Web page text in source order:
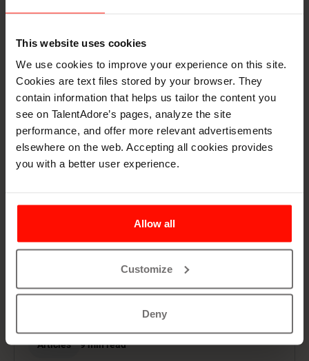
This website uses cookies
We use cookies to improve your experience on this site.
Cookies are text files stored by your browser. They
contain information that helps us tailor the content you
see on TalentAdore’s pages, analyze the site
performance, and offer more relevant advertisements
elsewhere on the web. Accepting all cookies provides
you with a better user experience.
Allow all
Customize
Deny
Resources
More from the content
hub
Articles 9 min read